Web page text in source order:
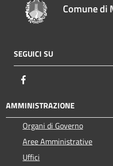
Comune di
SEGUICI SU
AMMINISTRAZIONE
Organi di Governo
Aree Amministrative
Uffici